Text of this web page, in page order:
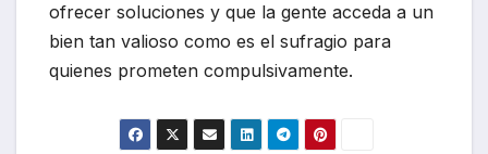
ofrecer soluciones y que la gente acceda a un
bien tan valioso como es el sufragio para
quienes prometen compulsivamente.